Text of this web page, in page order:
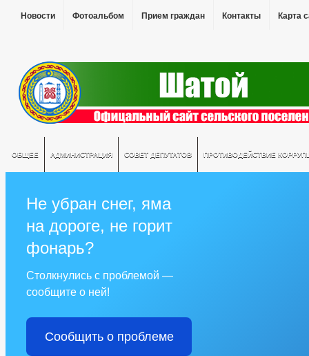
Новости Фотоальбом Прием граждан Контакты Карта
ОБЩЕЕ АДМИНИСТРАЦИЯ СОВЕТ ДЕПУТАТОВ ПРОТИВОДЕЙСТВИЕ
Не убран снег, яма
на дороге, не горит
фонарь?
Столкнулись с проблемой —
сообщите о ней!
Сообщить о проблеме